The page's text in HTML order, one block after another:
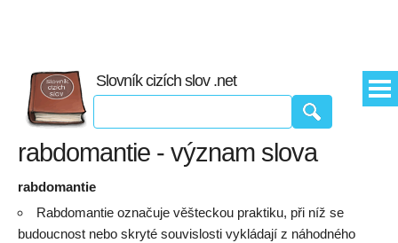
Slovník cizích slov .net
rabdomantie - význam slova
rabdomantie
Rabdomantie označuje věšteckou praktiku, při níž se
budoucnost nebo skryté souvislosti vykládají z náhodného